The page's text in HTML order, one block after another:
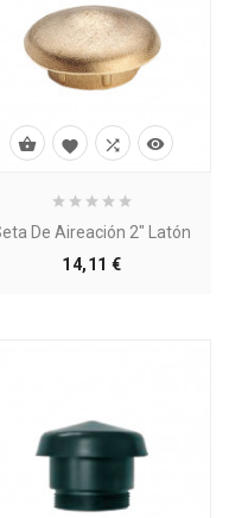
De Aireación 2" Latón
14,11 €Precio
   